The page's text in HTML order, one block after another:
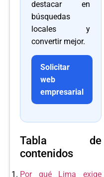
destacar en
búsquedas
locales y
convertir mejor.
Solicitar
web
empresarial
Tabla de
contenidos
Por qué Lima exige